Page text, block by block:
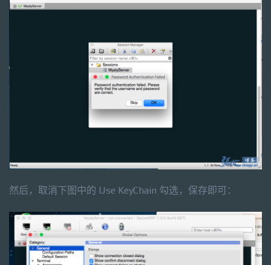
然后，取消下图中的 Use KeyChain 勾选，保存即可：